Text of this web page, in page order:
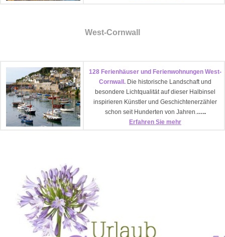
West-Cornwall
128 Ferienhäuser und Ferienwohnungen West-
Cornwall. Die historische Landschaft und
besondere Lichtqualität auf dieser Halbinsel
inspirieren Künstler und Geschichtenerzähler
schon seit Hunderten von Jahren. …..
Erfahren Sie mehr